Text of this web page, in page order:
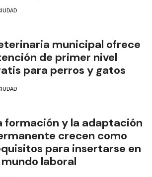
municipal ofrece
de primer nivel
para perros y gatos
formación y la adaptación
crecen como
para insertarse en
mundo laboral